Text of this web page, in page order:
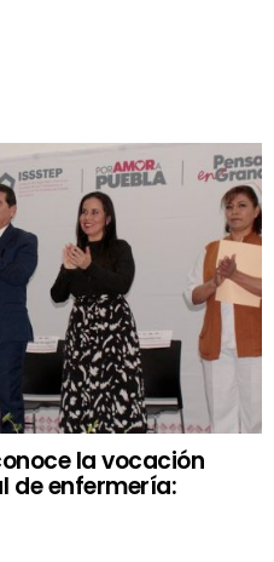
la vocación
de enfermería: